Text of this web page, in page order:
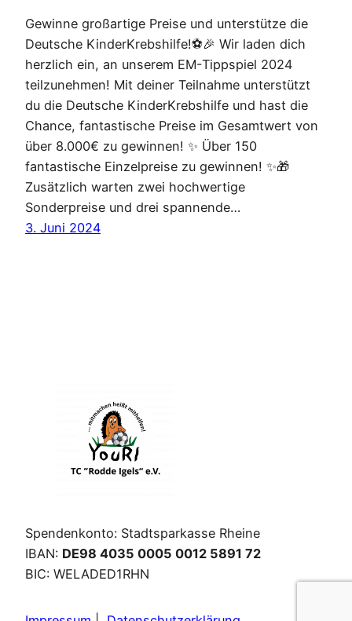
Gewinne großartige Preise und unterstütze die
Deutsche KinderKrebshilfe!⚽🎉 Wir laden dich
herzlich ein, an unserem EM-Tippspiel 2024
teilzunehmen! Mit deiner Teilnahme unterstützt
du die Deutsche KinderKrebshilfe und hast die
Chance, fantastische Preise im Gesamtwert von
über 8.000€ zu gewinnen! ✨ Über 150
fantastische Einzelpreise zu gewinnen! ✨🎁
Zusätzlich warten zwei hochwertige
Sonderpreise und drei spannende…
3. Juni 2024
Spendenkonto: Stadtsparkasse Rheine
IBAN: DE98 4035 0005 0012 5891 72
BIC: WELADED1RHN